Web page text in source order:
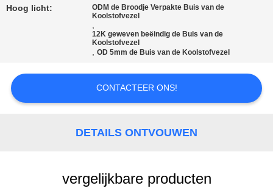
SITEMAP
POLICY
Hoog licht:
ODM de Broodje Verpakte Buis van de
Koolstofvezel
,
12K geweven beëindig de Buis van de
Koolstofvezel
,OD 5mm de Buis van de Koolstofvezel
CONTACTEER ONS!
DETAILS ONTVOUWEN
vergelijkbare producten